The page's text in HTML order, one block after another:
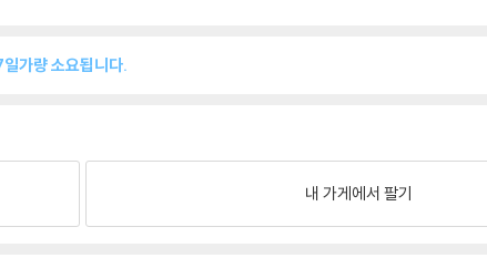
가량 소요됩니다.
내 가게에서 팔기